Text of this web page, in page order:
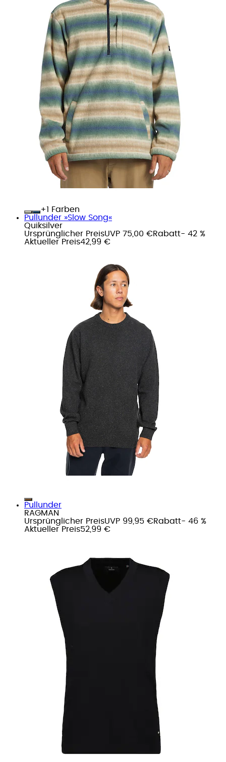
+
Farben
Pullunder »Slow Song«
Quiksilver
Ursprünglicher PreisUVP 75,00 €Rabatt- 42 %
Aktueller Preis42,99 €
Pullunder
RAGMAN
Ursprünglicher PreisUVP 99,95 €Rabatt- 46 %
Aktueller Preis52,99 €